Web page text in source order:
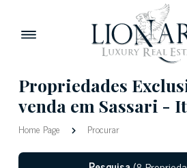
Propriedades
venda em Sassari -
Home Page Procurar